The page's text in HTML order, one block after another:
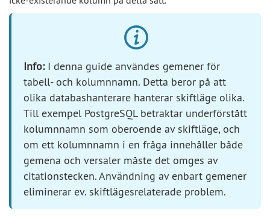
Info:I denna guide användes gemener för
tabell- och kolumnnamn. Detta beror på att
olika databashanterare hanterar skiftläge olika.
Till exempel PostgreSQL betraktar underförstått
kolumnnamn som oberoende av skiftläge, och
om ett kolumnnamn i en fråga innehåller både
gemena och versaler måste det omges av
citationstecken. Användning av enbart gemener
eliminerar ev. skiftlägesrelaterade problem.